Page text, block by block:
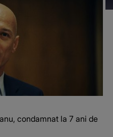
condamnat la 7 ani de